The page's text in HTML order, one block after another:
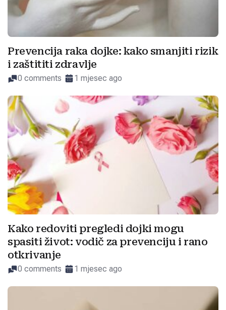
Prevencija raka dojke: kako smanjiti rizik
i zaštititi zdravlje
0 comments 1 mjesec ago
Kako redoviti pregledi dojki mogu
spasiti život: vodič za prevenciju i rano
otkrivanje
0 comments 1 mjesec ago